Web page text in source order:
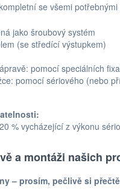
se všemi
jako šroubový systém
(se středící výstupkem)
pomocí speciálních
pomocí sériového (nebo
% vycházející z výkonu
a montáži našich
– prosím, pečlivě si